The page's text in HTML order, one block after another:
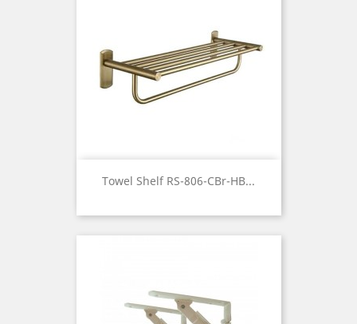
Towel Shelf RS-806-CBr-HB...